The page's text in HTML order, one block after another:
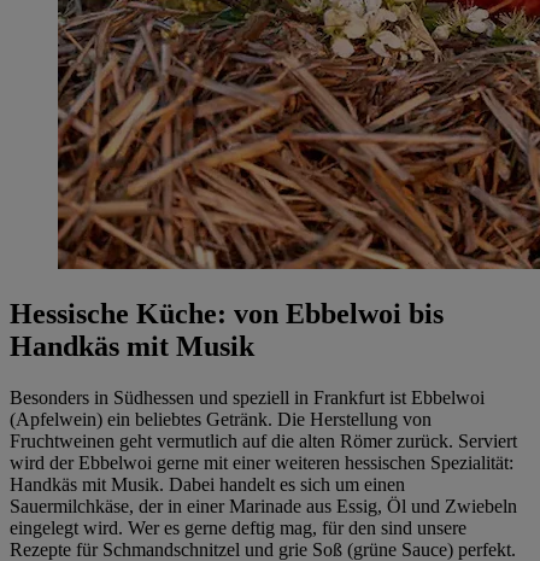
Hessische Küche: von Ebbelwoi bis
Handkäs mit Musik
Besonders in Südhessen und speziell in Frankfurt ist Ebbelwoi
(Apfelwein) ein beliebtes Getränk. Die Herstellung von
Fruchtweinen geht vermutlich auf die alten Römer zurück. Serviert
wird der Ebbelwoi gerne mit einer weiteren hessischen Spezialität:
Handkäs mit Musik. Dabei handelt es sich um einen
Sauermilchkäse, der in einer Marinade aus Essig, Öl und Zwiebeln
eingelegt wird. Wer es gerne deftig mag, für den sind unsere
Rezepte für Schmandschnitzel und grie Soß (grüne Sauce) perfekt.